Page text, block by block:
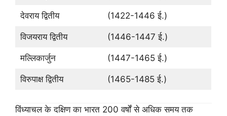
देवराय द्वितीय (1422-1446 ई.)
विजयराय द्वितीय (1446-1447 ई.)
मल्लिकार्जुन (1447-1465 ई.)
विरुपाक्ष द्वितीय (1465-1485 ई.)
विंध्याचल के दक्षिण का भारत 200 वर्षों से अधिक समय तक